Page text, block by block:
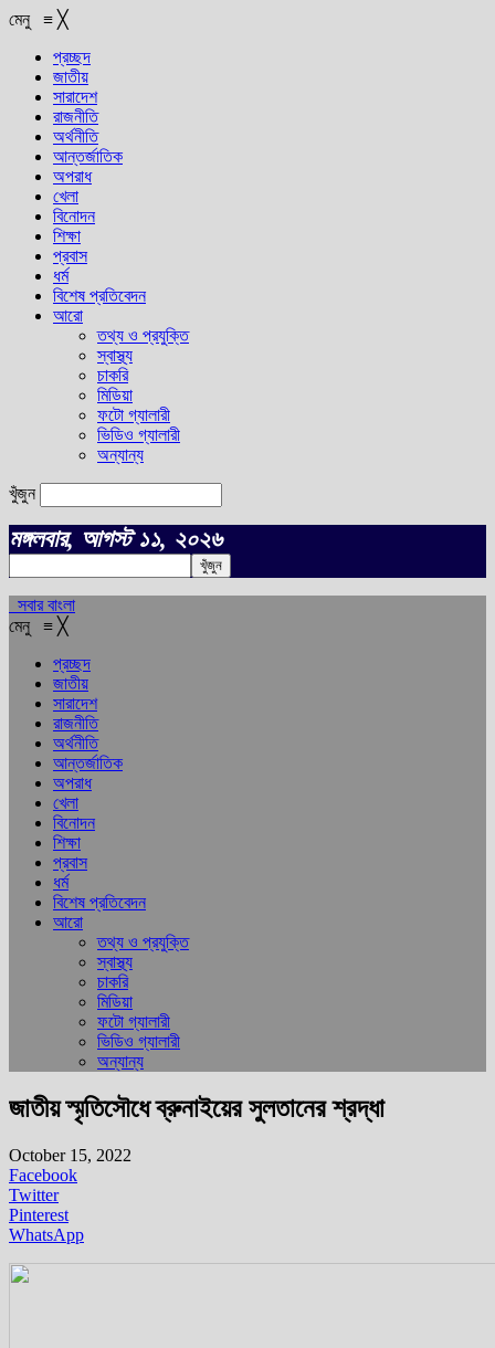
মেনু ≡ ╳
প্রচ্ছদ
জাতীয়
সারাদেশ
রাজনীতি
অর্থনীতি
আন্তর্জাতিক
অপরাধ
খেলা
বিনোদন
শিক্ষা
প্রবাস
ধর্ম
বিশেষ প্রতিবেদন
আরো
তথ্য ও প্রযুক্তি
স্বাস্থ্য
চাকরি
মিডিয়া
ফটো গ্যালারী
ভিডিও গ্যালারী
অন্যান্য
খুঁজুন
মঙ্গলবার, আগস্ট ১১, ২০২৬
সবার বাংলা
মেনু ≡ ╳
প্রচ্ছদ
জাতীয়
সারাদেশ
রাজনীতি
অর্থনীতি
আন্তর্জাতিক
অপরাধ
খেলা
বিনোদন
শিক্ষা
প্রবাস
ধর্ম
বিশেষ প্রতিবেদন
আরো
তথ্য ও প্রযুক্তি
স্বাস্থ্য
চাকরি
মিডিয়া
ফটো গ্যালারী
ভিডিও গ্যালারী
অন্যান্য
জাতীয় স্মৃতিসৌধে ব্রুনাইয়ের সুলতানের শ্রদ্ধা
October 15, 2022
Facebook
Twitter
Pinterest
WhatsApp